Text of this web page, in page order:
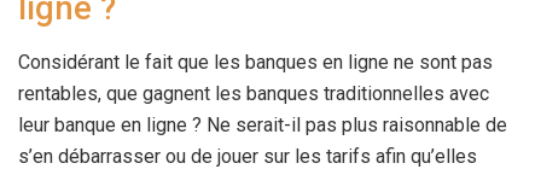
ligne ?
Considérant le fait que les banques en ligne ne sont pas
rentables, que gagnent les banques traditionnelles avec
leur banque en ligne ? Ne serait-il pas plus raisonnable de
s’en débarrasser ou de jouer sur les tarifs afin qu’elles